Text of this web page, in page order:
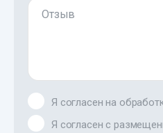
Отзыв
Я согласен на
Я согласен с